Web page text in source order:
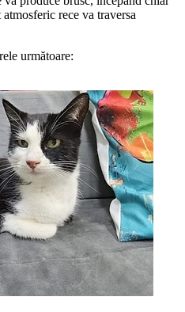
rece va traversa
următoare: